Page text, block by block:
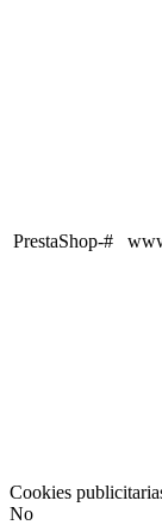
PrestaShop-#
Cookies
No